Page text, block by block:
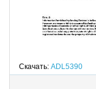
Скачать: ADL5390